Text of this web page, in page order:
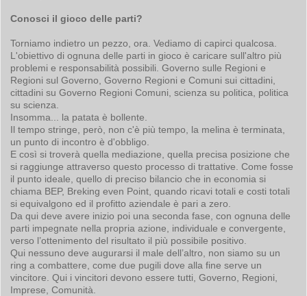
Conosci il gioco delle parti?
Torniamo indietro un pezzo, ora. Vediamo di capirci qualcosa.
L'obiettivo di ognuna delle parti in gioco è caricare sull'altro più
problemi e responsabilità possibili. Governo sulle Regioni e
Regioni sul Governo, Governo Regioni e Comuni sui cittadini,
cittadini su Governo Regioni Comuni, scienza su politica, politica
su scienza.
Insomma... la patata è bollente.
Il tempo stringe, però, non c'è più tempo, la melina è terminata,
un punto di incontro è d'obbligo.
E così si troverà quella mediazione, quella precisa posizione che
si raggiunge attraverso questo processo di trattative. Come fosse
il punto ideale, quello di preciso bilancio che in economia si
chiama BEP, Breking even Point, quando ricavi totali e costi totali
si equivalgono ed il profitto aziendale è pari a zero.
Da qui deve avere inizio poi una seconda fase, con ognuna delle
parti impegnate nella propria azione, individuale e convergente,
verso l’ottenimento del risultato il più possibile positivo.
Qui nessuno deve augurarsi il male dell’altro, non siamo su un
ring a combattere, come due pugili dove alla fine serve un
vincitore. Qui i vincitori devono essere tutti, Governo, Regioni,
Imprese, Comunità.